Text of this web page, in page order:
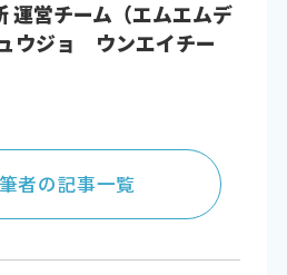
運営チーム（エムエムデ
ウジョ ウンエイチー
者の記事一覧